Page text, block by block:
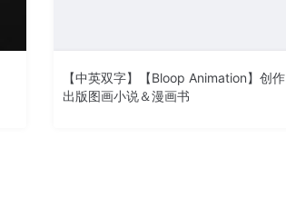
【中英双字】【Bloop Animation】创作
出版图画小说＆漫画书